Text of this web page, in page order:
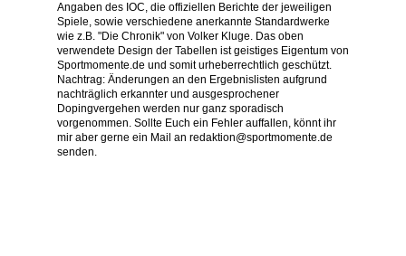
Angaben des IOC, die offiziellen Berichte der jeweiligen
Spiele, sowie verschiedene anerkannte Standardwerke
wie z.B. "Die Chronik" von Volker Kluge. Das oben
verwendete Design der Tabellen ist geistiges Eigentum von
Sportmomente.de und somit urheberrechtlich geschützt.
Nachtrag: Änderungen an den Ergebnislisten aufgrund
nachträglich erkannter und ausgesprochener
Dopingvergehen werden nur ganz sporadisch
vorgenommen. Sollte Euch ein Fehler auffallen, könnt ihr
mir aber gerne ein Mail an redaktion@sportmomente.de
senden.